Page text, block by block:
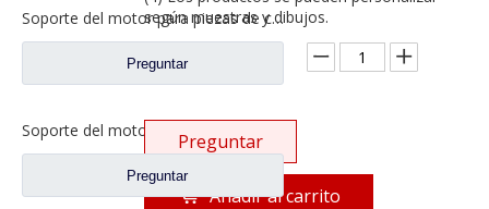
Soporte del motor para piezas de camiones pesados ​​Foton Auman H4101050201A0
Preguntar
Preguntar
según muestras y dibujos.
Cantidad:
Preguntar
Añadir al carrito